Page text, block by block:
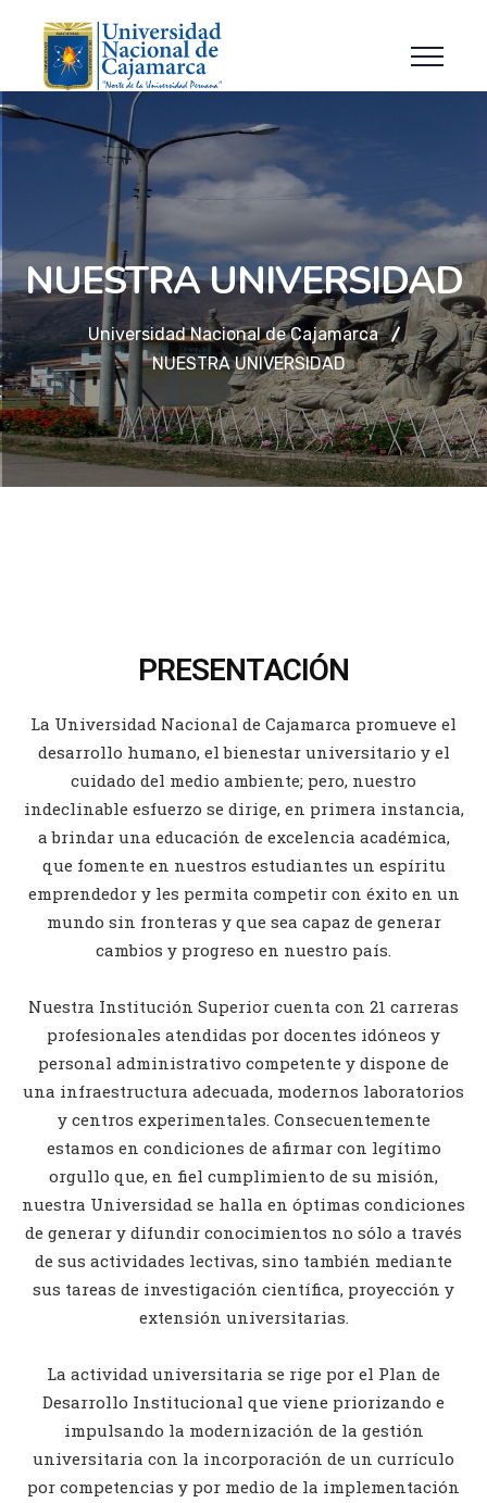
NUESTRA UNIVERSIDAD
Universidad Nacional de Cajamarca
NUESTRA UNIVERSIDAD
PRESENTACIÓN
La Universidad Nacional de Cajamarca promueve el
desarrollo humano, el bienestar universitario y el
cuidado del medio ambiente; pero, nuestro
indeclinable esfuerzo se dirige, en primera instancia,
a brindar una educación de excelencia académica,
que fomente en nuestros estudiantes un espíritu
emprendedor y les permita competir con éxito en un
mundo sin fronteras y que sea capaz de generar
cambios y progreso en nuestro país.
Nuestra Institución Superior cuenta con 21 carreras
profesionales atendidas por docentes idóneos y
personal administrativo competente y dispone de
una infraestructura adecuada, modernos laboratorios
y centros experimentales. Consecuentemente
estamos en condiciones de afirmar con legítimo
orgullo que, en fiel cumplimiento de su misión,
nuestra Universidad se halla en óptimas condiciones
de generar y difundir conocimientos no sólo a través
de sus actividades lectivas, sino también mediante
sus tareas de investigación científica, proyección y
extensión universitarias.
La actividad universitaria se rige por el Plan de
Desarrollo Institucional que viene priorizando e
impulsando la modernización de la gestión
universitaria con la incorporación de un currículo
por competencias y por medio de la implementación